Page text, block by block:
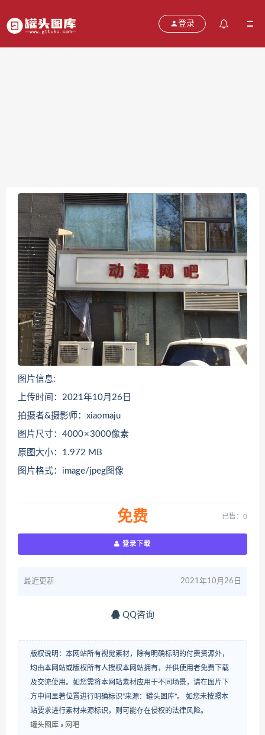
登录
图片信息:
上传时间：2021年10月26日
拍摄者&摄影师：xiaomaju
图片尺寸：4000 × 3000像素
原图大小：1.972 MB
图片格式：image/jpeg图像
免费 已售：0
登录下载
最近更新 2021年10月26日
QQ咨询
版权说明：本网站所有视觉素材，除有明确标明的付费资源外，
均由本网站或版权所有人授权本网站拥有，并供使用者免费下载
及交流使用。如您需将本网站素材应用于不同场景，请在图片下
方中间显著位置进行明确标识“来源：罐头图库”。 如您未按照本
站要求进行素材来源标识，则可能存在侵权的法律风险。
罐头图库 » 网吧